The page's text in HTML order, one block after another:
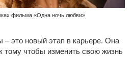
фильма «Одна ночь любви»
это новый этап в карьере. Она
тому чтобы изменить свою жизнь